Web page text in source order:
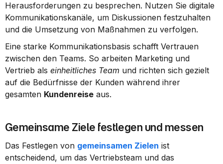
Herausforderungen zu besprechen. Nutzen Sie digitale
Kommunikationskanäle, um Diskussionen festzuhalten
und die Umsetzung von Maßnahmen zu verfolgen.
Eine starke Kommunikationsbasis schafft Vertrauen
zwischen den Teams. So arbeiten Marketing und
Vertrieb als einheitliches Team und richten sich gezielt
auf die Bedürfnisse der Kunden während ihrer
gesamten Kundenreise aus.
Gemeinsame Ziele festlegen und messen
Das Festlegen von gemeinsamen Zielen ist
entscheidend, um das Vertriebsteam und das